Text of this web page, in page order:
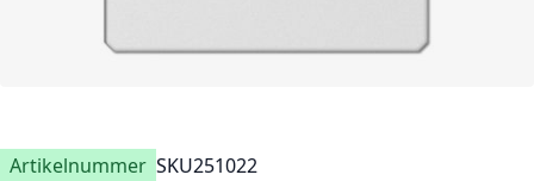
Artikelnummer SKU251022